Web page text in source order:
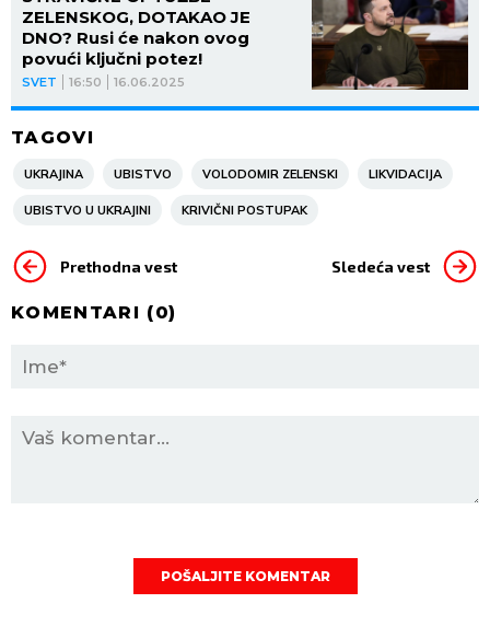
SVET 16:50 16.06.2025
ZELENSKOG, DOTAKAO JE
DNO? Rusi će nakon ovog
povući ključni potez!
TAGOVI
UKRAJINA UBISTVO VOLODOMIR ZELENSKI LIKVIDACIJA
UBISTVO U UKRAJINI KRIVIČNI POSTUPAK
Prethodna vest Sledeća vest
KOMENTARI (0)
POŠALJITE KOMENTAR